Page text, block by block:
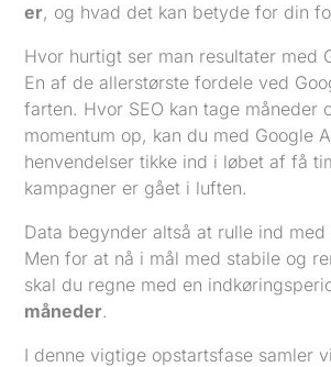
er, og hvad det kan betyde for din
Hvor hurtigt ser man resultater med
En af de allerstørste fordele ved
farten. Hvor SEO kan tage måneder
momentum op, kan du med Google
henvendelser tikke ind i løbet af få
kampagner er gået i luften.
Data begynder altså at rulle ind med
Men for at nå i mål med stabile og
skal du regne med en
måneder.
I denne vigtige opstartsfase samler